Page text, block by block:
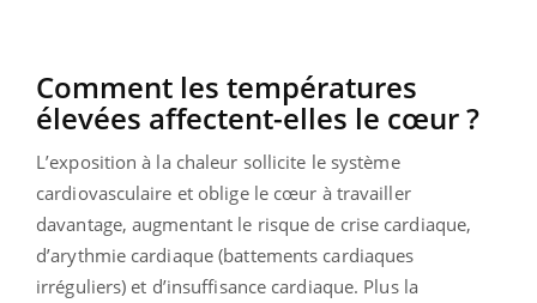
Comment les températures
élevées affectent-elles le cœur ?
L’exposition à la chaleur sollicite le système
cardiovasculaire et oblige le cœur à travailler
davantage, augmentant le risque de crise cardiaque,
d’arythmie cardiaque (battements cardiaques
irréguliers) et d’insuffisance cardiaque. Plus la